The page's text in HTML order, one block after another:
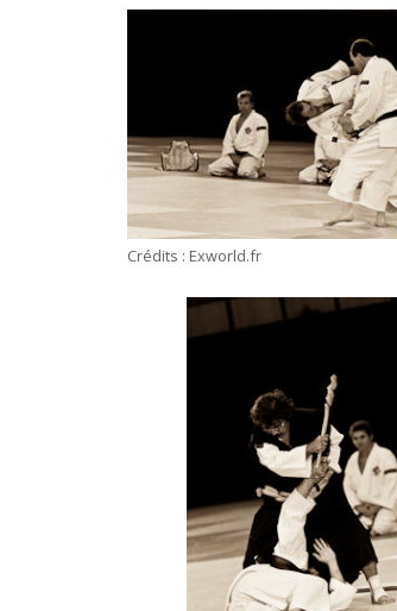
Crédits : Exworld.fr